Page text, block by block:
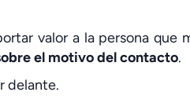
valor a la persona que
el motivo del contacto.
delante.